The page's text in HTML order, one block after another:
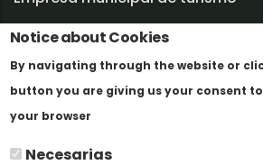
Notice about Cookies
By navigating through the website or
button you are giving us your consent
your browser
Necesarias
Trabaja con nosotros
Informes y documentación
Perfil del contratante
Oficinas de Turismo